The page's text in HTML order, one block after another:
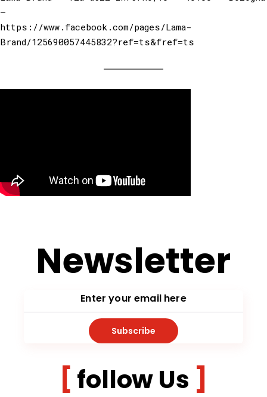
–
https://www.facebook.com/pages/Lama-
Brand/125690057445832?ref=ts&fref=ts
Newsletter
Subscribe
follow Us